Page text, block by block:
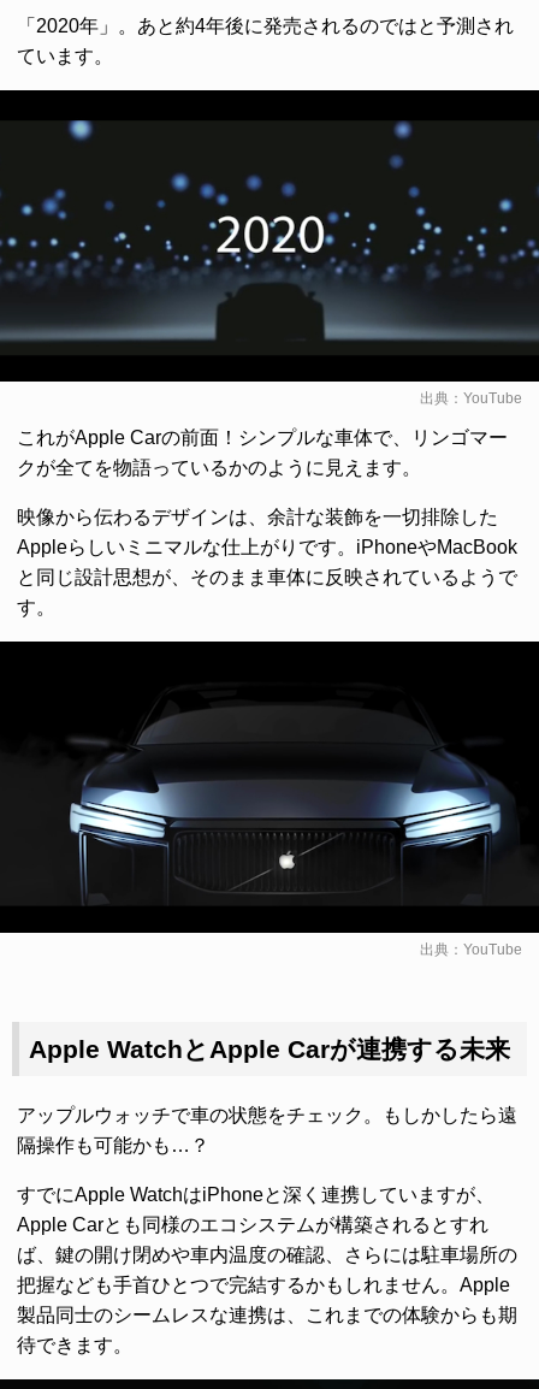
「2020年」。あと約4年後に発売されるのではと予測され
ています。
出典： YouTube
これがApple Carの前面！シンプルな車体で、リンゴマー
クが全てを物語っているかのように見えます。
映像から伝わるデザインは、余計な装飾を一切排除した
Appleらしいミニマルな仕上がりです。iPhoneやMacBook
と同じ設計思想が、そのまま車体に反映されているようで
す。
出典： YouTube
Apple WatchとApple Carが連携する未来
アップルウォッチで車の状態をチェック。もしかしたら遠
隔操作も可能かも…？
すでにApple WatchはiPhoneと深く連携していますが、
Apple Carとも同様のエコシステムが構築されるとすれ
ば、鍵の開け閉めや車内温度の確認、さらには駐車場所の
把握なども手首ひとつで完結するかもしれません。Apple
製品同士のシームレスな連携は、これまでの体験からも期
待できます。